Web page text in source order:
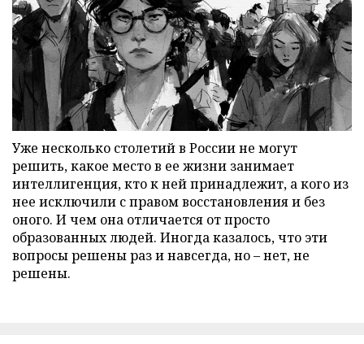
Уже несколько столетий в России не могут
решить, какое место в ее жизни занимает
интеллигенция, кто к ней принадлежит, а кого из
нее исключили с правом восстановления и без
оного. И чем она отличается от просто
образованных людей. Иногда казалось, что эти
вопросы решены раз и навсегда, но – нет, не
решены.